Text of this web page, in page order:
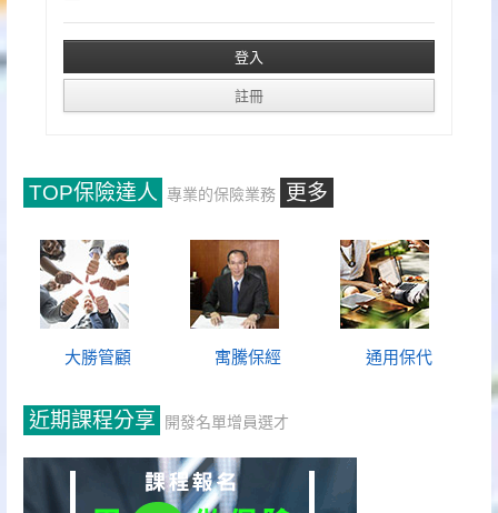
TOP保險達人 專業的保險業務 更多
大勝管顧 寓騰保經 通用保代
近期課程分享 開發名單增員選才